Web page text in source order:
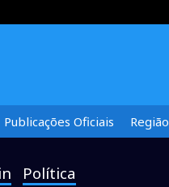
Publicações Oficiais Região
Política